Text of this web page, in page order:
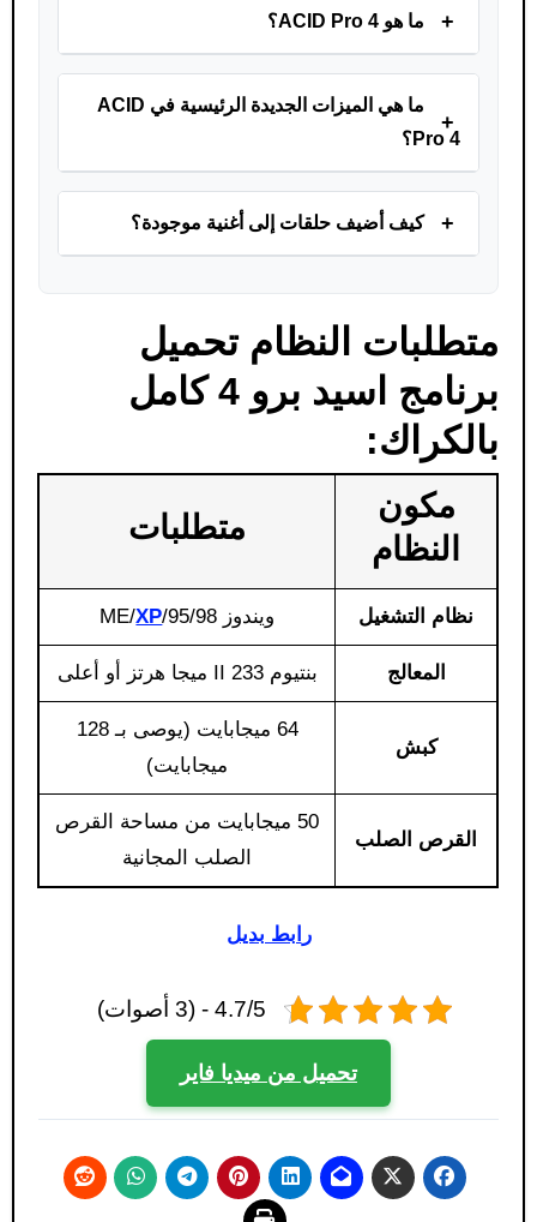
ما هو ACID Pro 4؟ +
ما هي الميزات الجديدة الرئيسية في ACID
Pro 4؟
+
كيف أضيف حلقات إلى أغنية موجودة؟ +
متطلبات النظام تحميل
برنامج اسيد برو 4 كامل
بالكراك:
مكون
النظام
متطلبات
نظام التشغيل ويندوز 95/98/ME/ XP
المعالج بنتيوم II 233 ميجا هرتز أو أعلى
كبش
64 ميجابايت (يوصى بـ 128
ميجابايت)
القرص الصلب
50 ميجابايت من مساحة القرص
الصلب المجانية
رابط بديل
4.7/5 - (3 أصوات)
تحميل من ميديا فاير